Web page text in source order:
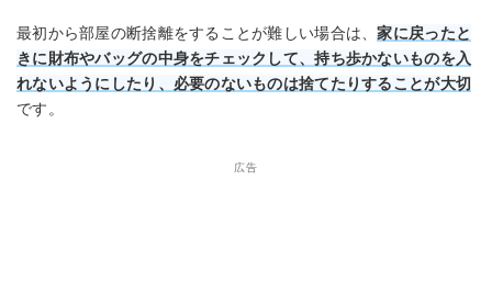
最初から部屋の断捨離をすることが難しい場合は、家に戻ったと
きに財布やバッグの中身をチェックして、持ち歩かないものを入
れないようにしたり、必要のないものは捨てたりすることが大切
です。
広告